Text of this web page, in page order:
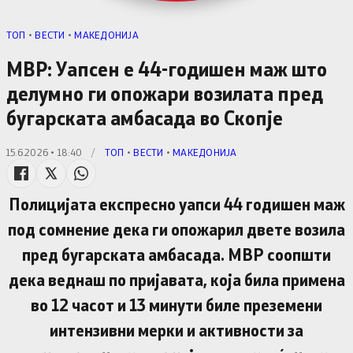
TОП •ВЕСТИ •МАКЕДОНИЈА
МВР: Уапсен е 44-годишен маж што
делумно ги опожари возилата пред
бугарската амбасада во Скопје
15.6.2026 • 18:40 / TОП •ВЕСТИ •МАКЕДОНИЈА
Полицијата експресно уапси 44 годишен маж
под сомнение дека ги опожарил двете возила
пред бугарската амбасада. МВР соопшти
дека веднаш по пријавата, која била примена
во 12 часот и 13 минути биле преземени
интензивни мерки и активности за